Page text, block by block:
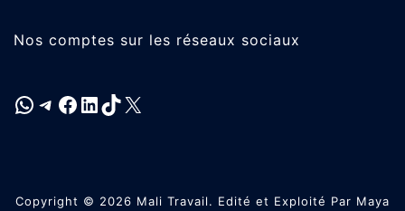
Nos comptes sur les réseaux sociaux
WhatsApp
Telegram
Facebook
LinkedIn
TikTok
X
Copyright © 2026 Mali Travail. Edité et Exploité Par Maya